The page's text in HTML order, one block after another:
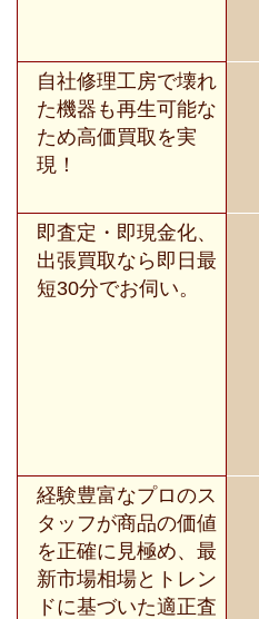
自社修理工房で壊れ
た機器も再生可能な
ため高価買取を実
現！
即査定・即現金化、
出張買取なら即日最
短30分でお伺い。
経験豊富なプロのス
タッフが商品の価値
を正確に見極め、最
新市場相場とトレン
ドに基づいた適正査